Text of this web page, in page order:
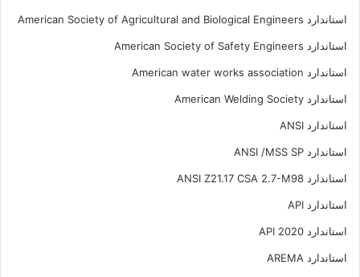
استاندارد American Society of Agricultural and Biological Engineers
استاندارد American Society of Safety Engineers
استاندارد American water works association
استاندارد American Welding Society
استاندارد ANSI
استاندارد ANSI /MSS SP
استاندارد ANSI Z21.17 CSA 2.7-M98
استاندارد API
استاندارد API 2020
استاندارد AREMA